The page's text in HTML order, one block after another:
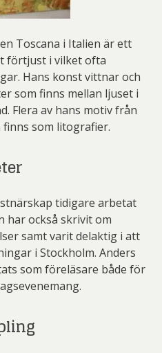
Toscana i Italien är ett
förtjust i vilket ofta
Hans konst vittnar och
som finns mellan ljuset i
Flera av hans motiv från
finns som litografier.
tidigare arbetat
har också skrivit om
samt varit delaktig i att
i Stockholm. Anders
som föreläsare både för